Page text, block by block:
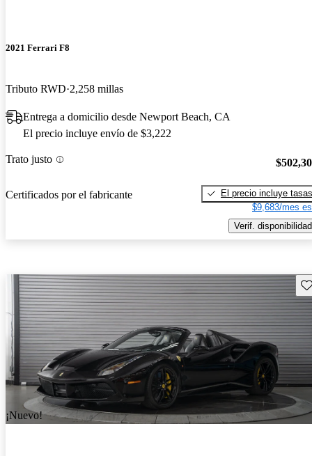
2021 Ferrari F8
Tributo RWD 2,258 millas
Entrega a domicilio desde Newport Beach, CA
El precio incluye envío de $3,222
Trato justo
Certificados por el fabricante
El precio incluye tasas
$9,683/mes
Verif. disponibilidad
¡Nuevo!